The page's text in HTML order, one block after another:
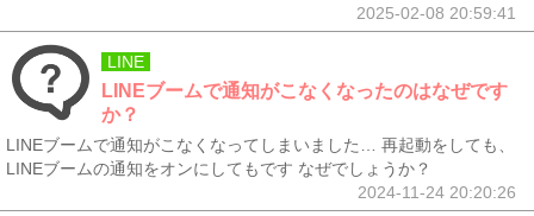
2025-02-08 20:59:41
LINE
LINEブームで通知がこなくなったのはなぜです
か？
LINEブームで通知がこなくなってしまいました… 再起動をしても、
LINEブームの通知をオンにしてもです なぜでしょうか？
2024-11-24 20:20:26